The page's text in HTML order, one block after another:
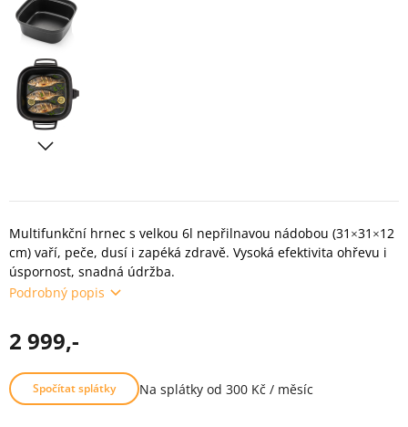
Multifunkční hrnec s velkou 6l nepřilnavou nádobou (31×31×12
cm) vaří, peče, dusí i zapéká zdravě. Vysoká efektivita ohřevu i
úspornost, snadná údržba.
Podrobný popis
2 999,-
Spočítat splátky Na splátky od 300 Kč / měsíc